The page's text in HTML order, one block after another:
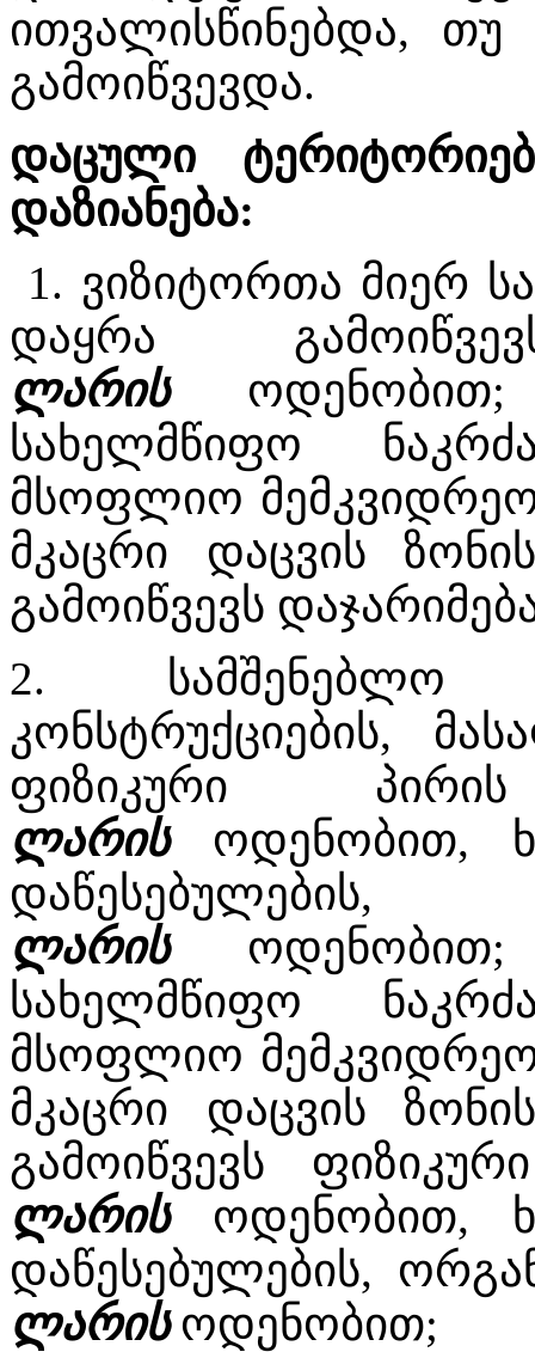
ითვალისწინებდა, თუ
გამოიწვევდა.
დაცული
დაზიანება:
1. ვიზიტორთა მიერ
დაყრა
ლარისოდენობით;
სახელმწიფო
მსოფლიო
მკაცრი დაცვის
გამოიწვევს
2. სამშენებლო
კონსტრუქციების,
ფიზიკური
ლარისოდენობით,
ლარისოდენობით;
სახელმწიფო
მსოფლიო
მკაცრი დაცვის
გამოიწვევს
ლარისოდენობით,
დაწესებულების,
ლარისოდენობით;